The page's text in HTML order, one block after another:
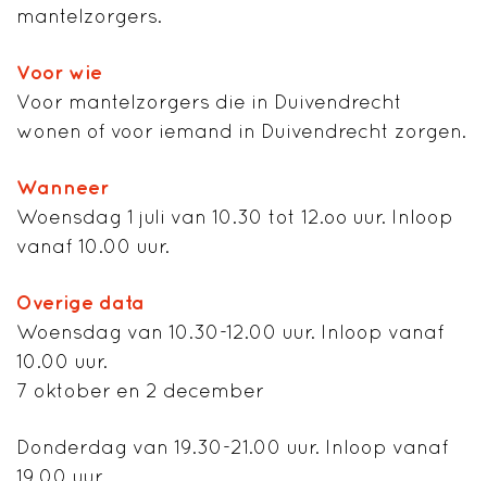
mantelzorgers.
Voor wie
Voor mantelzorgers die in Duivendrecht
wonen of voor iemand in Duivendrecht zorgen.
Wanneer
Woensdag 1 juli van 10.30 tot 12.oo uur. Inloop
vanaf 10.00 uur.
Overige data
Woensdag van 10.30-12.00 uur. Inloop vanaf
10.00 uur.
7 oktober en 2 december
Donderdag van 19.30-21.00 uur. Inloop vanaf
19.00 uur